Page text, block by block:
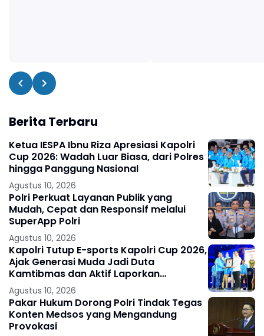
Berita Terbaru
Ketua IESPA Ibnu Riza Apresiasi Kapolri
Cup 2026: Wadah Luar Biasa, dari Polres
hingga Panggung Nasional
Agustus 10, 2026
Polri Perkuat Layanan Publik yang
Mudah, Cepat dan Responsif melalui
SuperApp Polri
Agustus 10, 2026
Kapolri Tutup E-sports Kapolri Cup 2026,
Ajak Generasi Muda Jadi Duta
Kamtibmas dan Aktif Laporkan
Gangguan Ke 110
Agustus 10, 2026
Pakar Hukum Dorong Polri Tindak Tegas
Konten Medsos yang Mengandung
Provokasi